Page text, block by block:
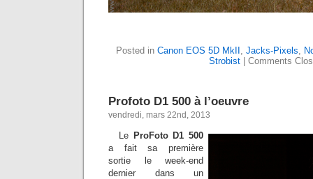
Posted in Canon EOS 5D MkII , Jacks-Pixels,
Strobist| Comments
Profoto D1 500 à l’oeuvre
vendredi, mars 22nd, 2013
Le ProFoto D1 500
a fait sa première
sortie le week-end
dernier dans un